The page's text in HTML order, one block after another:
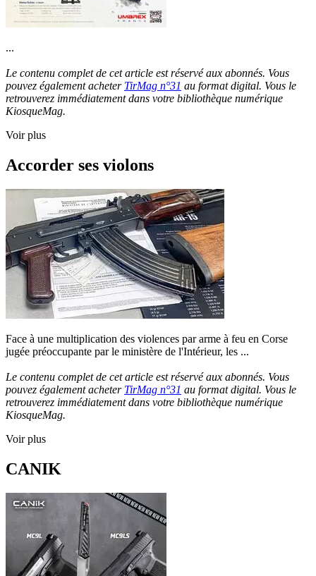
...
Le contenu complet de cet article est réservé aux abonnés. Vous
pouvez également acheter TirMag n°31 au format digital. Vous le
retrouverez immédiatement dans votre bibliothèque numérique
KiosqueMag.
Voir plus
Accorder ses violons
Face à une multiplication des violences par arme à feu en Corse
jugée préoccupante par le ministère de l'Intérieur, les ...
Le contenu complet de cet article est réservé aux abonnés. Vous
pouvez également acheter TirMag n°31 au format digital. Vous le
retrouverez immédiatement dans votre bibliothèque numérique
KiosqueMag.
Voir plus
CANIK